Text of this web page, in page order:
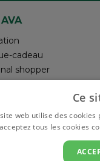
cadeau
shopper
un commentaire
Ce
web utilise des
tous les cookies